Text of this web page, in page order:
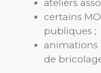
ateliers
certains
publiques ;
animations
de